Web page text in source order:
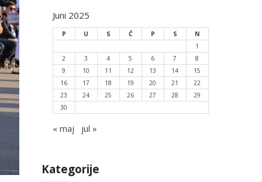
Juni 2025
P U S Č P S
N
1
2
3 4 5 6 7
8
9
10 11 12 13 14
15
16
17 18 19 20 21
22
23
24 25 26 27 28
29
30
« maj jul »
Kategorije